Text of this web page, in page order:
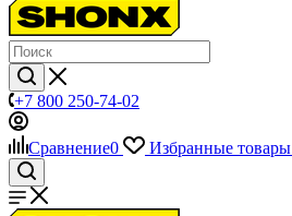
+7 800 250-74-02
Сравнение0 Избранные товары